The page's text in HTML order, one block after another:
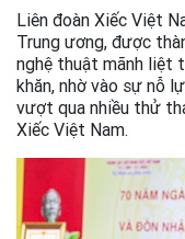
Liên đoàn Xiếc Việt
Trung ương, được
nghệ thuật mãnh liệt
khăn, nhờ vào sự nỗ
vượt qua nhiều thử
Xiếc Việt Nam.